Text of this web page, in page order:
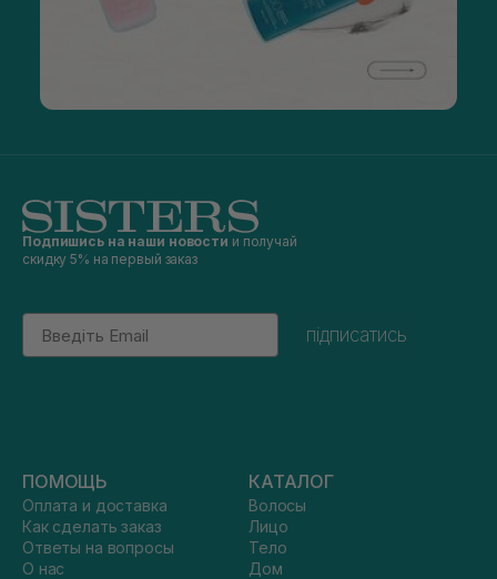
Подпишись на наши новости и получай
скидку 5% на первый заказ
Email
підписатись
ПОМОЩЬ
Оплата и доставка
Как сделать заказ
Ответы на вопросы
О нас
КАТАЛОГ
Волосы
Лицо
Тело
Дом